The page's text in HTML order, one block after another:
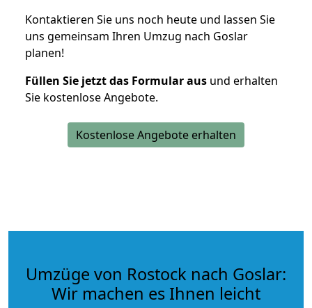
Kontaktieren Sie uns noch heute und lassen Sie
uns gemeinsam Ihren Umzug nach Goslar
planen!
Füllen Sie jetzt das Formular aus und erhalten
Sie kostenlose Angebote.
Kostenlose Angebote erhalten
Umzüge von Rostock nach Goslar:
Wir machen es Ihnen leicht